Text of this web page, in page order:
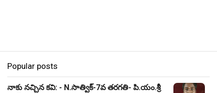
Popular posts
నాకు నచ్చిన కవి: - N.సాత్విక్-7వ తరగతి- పి.యం.శ్రీ